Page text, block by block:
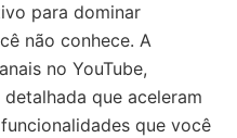
para dominar
não conhece. A
no YouTube,
que aceleram
que você